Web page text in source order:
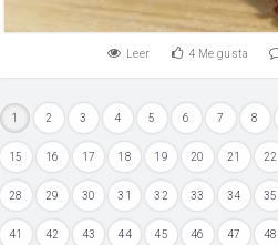
Leer 4 Me gusta
1 2 3 4 5 6 7 8
15 16 17 18 19 20 21 22
28 29 30 31 32 33 34 35
41 42 43 44 45 46 47 48